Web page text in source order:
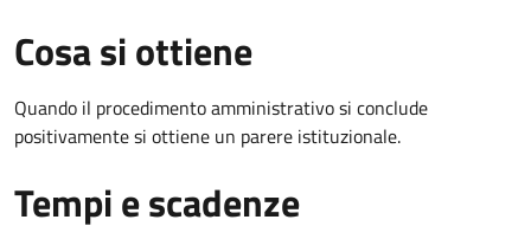
Cosa si ottiene
Quando il procedimento amministrativo si conclude
positivamente si ottiene un parere istituzionale.
Tempi e scadenze